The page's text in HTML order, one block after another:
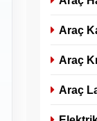
Araç
Araç
Araç